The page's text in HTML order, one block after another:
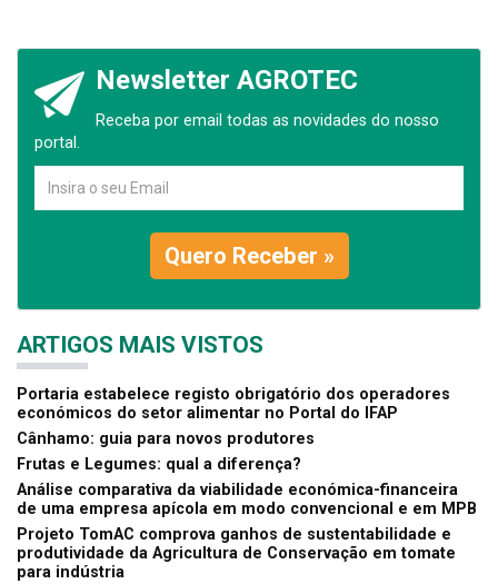
Newsletter AGROTEC
Receba por email todas as novidades do nosso
portal.
Quero Receber »
ARTIGOS MAIS VISTOS
Portaria estabelece registo obrigatório dos operadores
económicos do setor alimentar no Portal do IFAP
Cânhamo: guia para novos produtores
Frutas e Legumes: qual a diferença?
Análise comparativa da viabilidade económica-financeira
de uma empresa apícola em modo convencional e em MPB
Projeto TomAC comprova ganhos de sustentabilidade e
produtividade da Agricultura de Conservação em tomate
para indústria